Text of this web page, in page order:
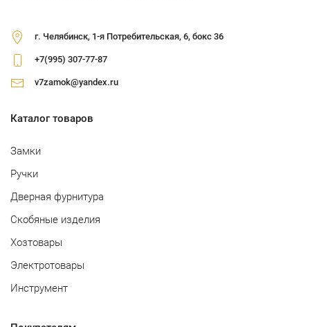
г. Челябинск, 1-я Потребительская, 6, бокс 36
+7(995) 307-77-87
v7zamok@yandex.ru
Каталог товаров
Замки
Ручки
Дверная фурнитура
Скобяные изделия
Хозтовары
Электротовары
Инструмент